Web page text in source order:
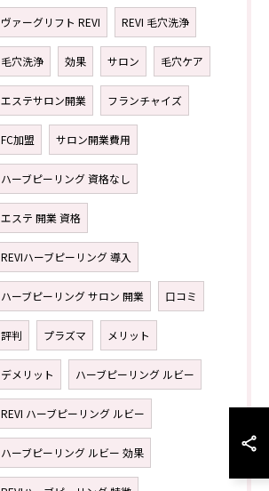
ヴァーグリフト REVI REVI 毛穴洗浄
毛穴洗浄 効果 サロン 毛穴ケア
エステサロン開業 フランチャイズ
FC加盟 サロン開業費用
ハーブピーリング 資格なし
エステ 開業 資格
REVIハーブピーリング 導入
ハーブピーリング サロン 開業 口コミ
評判 プラズマ メリット
デメリット ハーブピーリング ルビー
REVI ハーブピーリング ルビー
ハーブピーリング ルビー 効果